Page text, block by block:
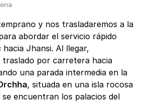
y nos trasladaremos a la
abordar el servicio rápido
hacia Jhansi. Al llegar,
por carretera hacia
una parada intermedia en la
, situada en una isla rocosa
encuentran los palacios del